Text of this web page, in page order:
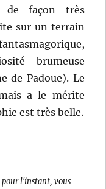
de façon très
sur un terrain
brumeuse
de Padoue). Le
a le mérite
est très belle.
pour l'instant, vous